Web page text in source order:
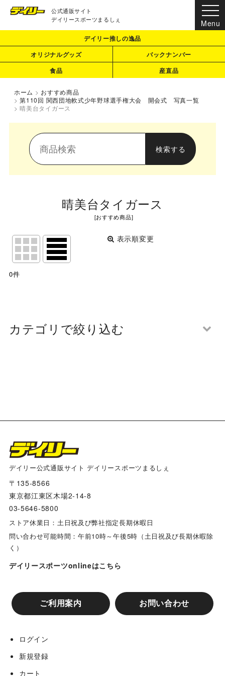
公式通販サイト
デイリースポーツまるしぇ
デイリー推しの逸品
オリジナルグッズ
バックナンバー
食品
産直品
ホーム > おすすめ商品
> 第110回 関西団地軟式少年野球選手権大会 開会式 写真一覧
> 晴美台タイガース
晴美台タイガース
[おすすめ商品]
表示順変更
表示数
0件
カテゴリで絞り込む
箕面バ－ンズ
東豊中レッドソックス
千里山パンサーズ
キングジュニアーズ ・高槻ホークス合同チーム
枚方香里フェニックス
川越パンサーズ
デイリー公式通販サイト デイリースポーツまるしぇ
〒135-8566
東京都江東区木場2-14-8
03-5646-5800
ストア休業日：土日祝及び弊社指定長期休暇日
問い合わせ可能時間：午前10時～午後5時（土日祝及び長期休暇除
く）
デイリースポーツonlineはこちら
ご利用案内 お問い合わせ
ログイン
新規登録
カート